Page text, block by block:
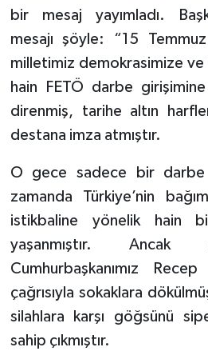
bir mesaj yayımladı.
mesajı şöyle: “15
milletimiz demokrasimize
hain FETÖ darbe girişimine
direnmiş, tarihe altın
destana imza atmıştır.
O gece sadece bir darbe
zamanda Türkiye’nin
istikbaline yönelik hain
yaşanmıştır. Ancak
Cumhurbaşkanımız
çağrısıyla sokaklara
silahlara karşı göğsünü
sahip çıkmıştır.
RESMİ İLANLAR
SAĞLIK
Spor
Tarihi Yapılarımız
Teknoloji
Türkiye
Yerel
İletişim
Künye